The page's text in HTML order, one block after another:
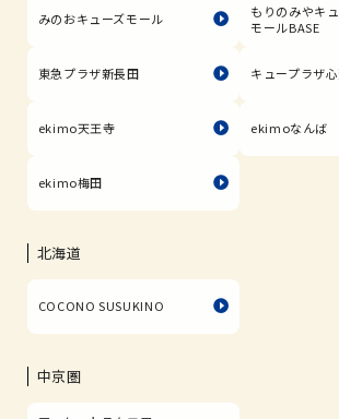
みのおキューズモール
もりのみやキ
モールBASE
東急プラザ新長田 キュープラザ
ekimo天王寺 ekimoなんば
ekimo梅田
北海道
COCONO SUSUKINO
中京圏